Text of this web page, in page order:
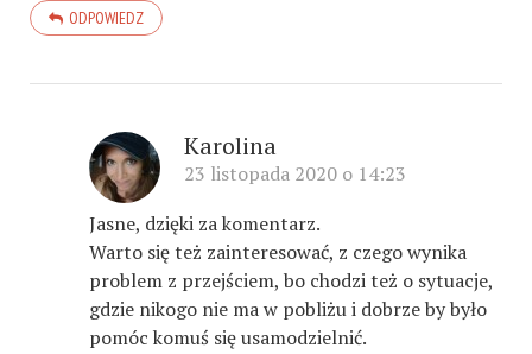
ODPOWIEDZ
Karolina
23 listopada 2020 o 14:23
Jasne, dzięki za komentarz.
Warto się też zainteresować, z czego wynika
problem z przejściem, bo chodzi też o sytuacje,
gdzie nikogo nie ma w pobliżu i dobrze by było
pomóc komuś się usamodzielnić.